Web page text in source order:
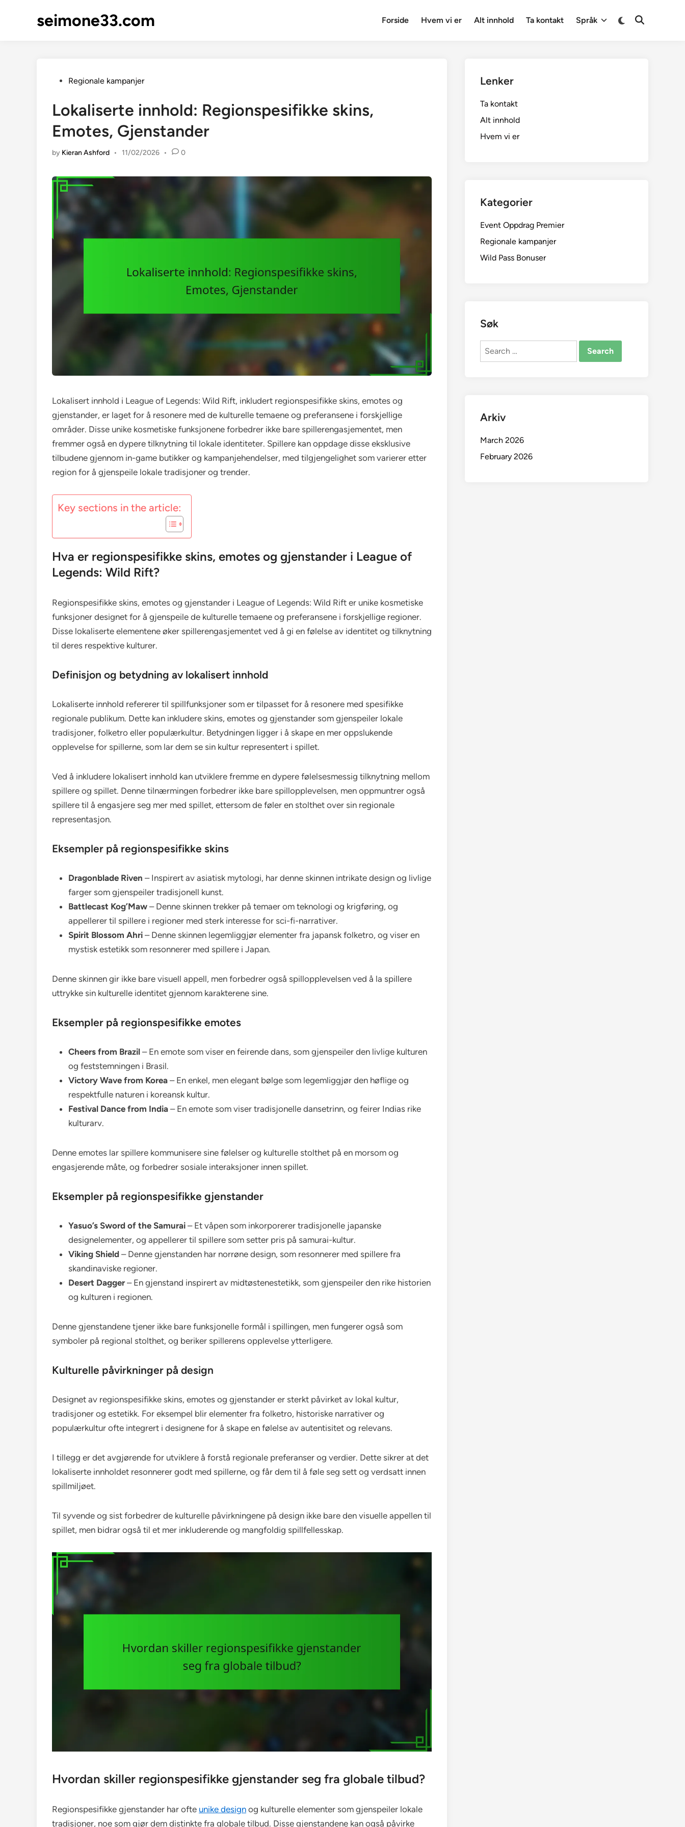
seimone33.com Forside Hvem vi er Alt innhold Ta kontakt Språk
Switch
Open
PostedRegionale kampanjer
Lokaliserte innhold: Regionspesifikke skins,
Emotes, Gjenstander
by Kieran Ashford • 11/02/2026 • 0
Lokalisert innhold i League of Legends: Wild Rift, inkludert regionspesifikke skins, emotes og
gjenstander, er laget for å resonere med de kulturelle temaene og preferansene i forskjellige
områder. Disse unike kosmetiske funksjonene forbedrer ikke bare spillerengasjementet, men
fremmer også en dypere tilknytning til lokale identiteter. Spillere kan oppdage disse eksklusive
tilbudene gjennom in-game butikker og kampanjehendelser, med tilgjengelighet som varierer etter
region for å gjenspeile lokale tradisjoner og trender.
Key sections in the article:
Hva er regionspesifikke skins, emotes og gjenstander i League of
Legends: Wild Rift?
Regionspesifikke skins, emotes og gjenstander i League of Legends: Wild Rift er unike kosmetiske
funksjoner designet for å gjenspeile de kulturelle temaene og preferansene i forskjellige regioner.
Disse lokaliserte elementene øker spillerengasjementet ved å gi en følelse av identitet og tilknytning
til deres respektive kulturer.
Definisjon og betydning av lokalisert innhold
Lokaliserte innhold refererer til spillfunksjoner som er tilpasset for å resonere med spesifikke
regionale publikum. Dette kan inkludere skins, emotes og gjenstander som gjenspeiler lokale
tradisjoner, folketro eller populærkultur. Betydningen ligger i å skape en mer oppslukende
opplevelse for spillerne, som lar dem se sin kultur representert i spillet.
Ved å inkludere lokalisert innhold kan utviklere fremme en dypere følelsesmessig tilknytning mellom
spillere og spillet. Denne tilnærmingen forbedrer ikke bare spillopplevelsen, men oppmuntrer også
spillere til å engasjere seg mer med spillet, ettersom de føler en stolthet over sin regionale
representasjon.
Eksempler på regionspesifikke skins
Dragonblade Riven – Inspirert av asiatisk mytologi, har denne skinnen intrikate design og livlige
farger som gjenspeiler tradisjonell kunst.
Battlecast Kog’Maw – Denne skinnen trekker på temaer om teknologi og krigføring, og
appellerer til spillere i regioner med sterk interesse for sci-fi-narrativer.
Spirit Blossom Ahri – Denne skinnen legemliggjør elementer fra japansk folketro, og viser en
mystisk estetikk som resonnerer med spillere i Japan.
Denne skinnen gir ikke bare visuell appell, men forbedrer også spillopplevelsen ved å la spillere
uttrykke sin kulturelle identitet gjennom karakterene sine.
Eksempler på regionspesifikke emotes
Cheers from Brazil – En emote som viser en feirende dans, som gjenspeiler den livlige kulturen
og feststemningen i Brasil.
Victory Wave from Korea – En enkel, men elegant bølge som legemliggjør den høflige og
respektfulle naturen i koreansk kultur.
Festival Dance from India – En emote som viser tradisjonelle dansetrinn, og feirer Indias rike
kulturarv.
Denne emotes lar spillere kommunisere sine følelser og kulturelle stolthet på en morsom og
engasjerende måte, og forbedrer sosiale interaksjoner innen spillet.
Eksempler på regionspesifikke gjenstander
Yasuo’s Sword of the Samurai – Et våpen som inkorporerer tradisjonelle japanske
designelementer, og appellerer til spillere som setter pris på samurai-kultur.
Viking Shield – Denne gjenstanden har norrøne design, som resonnerer med spillere fra
skandinaviske regioner.
Desert Dagger– En gjenstand inspirert av midtøstenestetikk, som gjenspeiler den rike historien
og kulturen i regionen.
Denne gjenstandene tjener ikke bare funksjonelle formål i spillingen, men fungerer også som
symboler på regional stolthet, og beriker spillerens opplevelse ytterligere.
Kulturelle påvirkninger på design
Designet av regionspesifikke skins, emotes og gjenstander er sterkt påvirket av lokal kultur,
tradisjoner og estetikk. For eksempel blir elementer fra folketro, historiske narrativer og
populærkultur ofte integrert i designene for å skape en følelse av autentisitet og relevans.
I tillegg er det avgjørende for utviklere å forstå regionale preferanser og verdier. Dette sikrer at det
lokaliserte innholdet resonnerer godt med spillerne, og får dem til å føle seg sett og verdsatt innen
spillmiljøet.
Til syvende og sist forbedrer de kulturelle påvirkningene på design ikke bare den visuelle appellen til
spillet, men bidrar også til et mer inkluderende og mangfoldig spillfellesskap.
Hvordan skiller regionspesifikke gjenstander seg fra globale tilbud?
Regionspesifikke gjenstander har ofte unike design og kulturelle elementer som gjenspeiler lokale
tradisjoner, noe som gjør dem distinkte fra globale tilbud. Disse gjenstandene kan også påvirke
Lenker
Ta kontakt
Alt innhold
Hvem vi er
Kategorier
Event Oppdrag Premier
Regionale kampanjer
Wild Pass Bonuser
Søk
Search
Arkiv
March 2026
February 2026